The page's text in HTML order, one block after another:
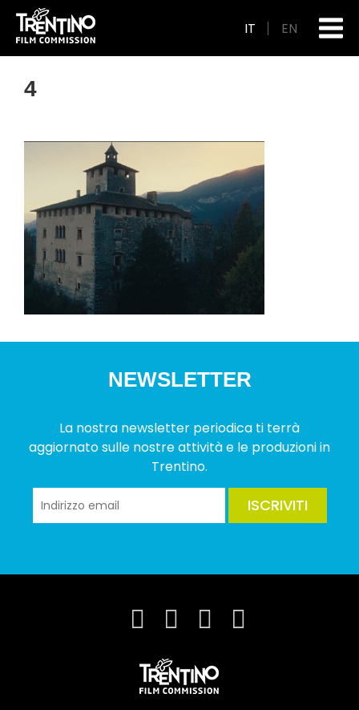
IT EN
4
NEWSLETTER
La nostra newsletter periodica ti terrà
aggiornato sulle nostre attività e le produzioni in
Trentino.
ISCRIVITI